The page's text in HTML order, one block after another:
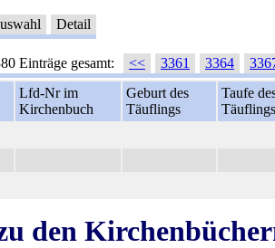
Detail
Einträge gesamt: << 3361 3364
Lfd-Nr im
Kirchenbuch
Geburt des
Täuflings
Taufe
Täuflings
den